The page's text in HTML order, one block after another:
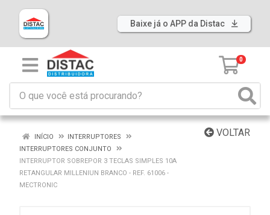
Baixe já o APP da Distac
0
VOLTAR
INÍCIO
INTERRUPTORES
INTERRUPTORES CONJUNTO
INTERRUPTOR SOBREPOR 3 TECLAS SIMPLES 10A
RETANGULAR MILLENIUN BRANCO - REF. 61006 -
MECTRONIC